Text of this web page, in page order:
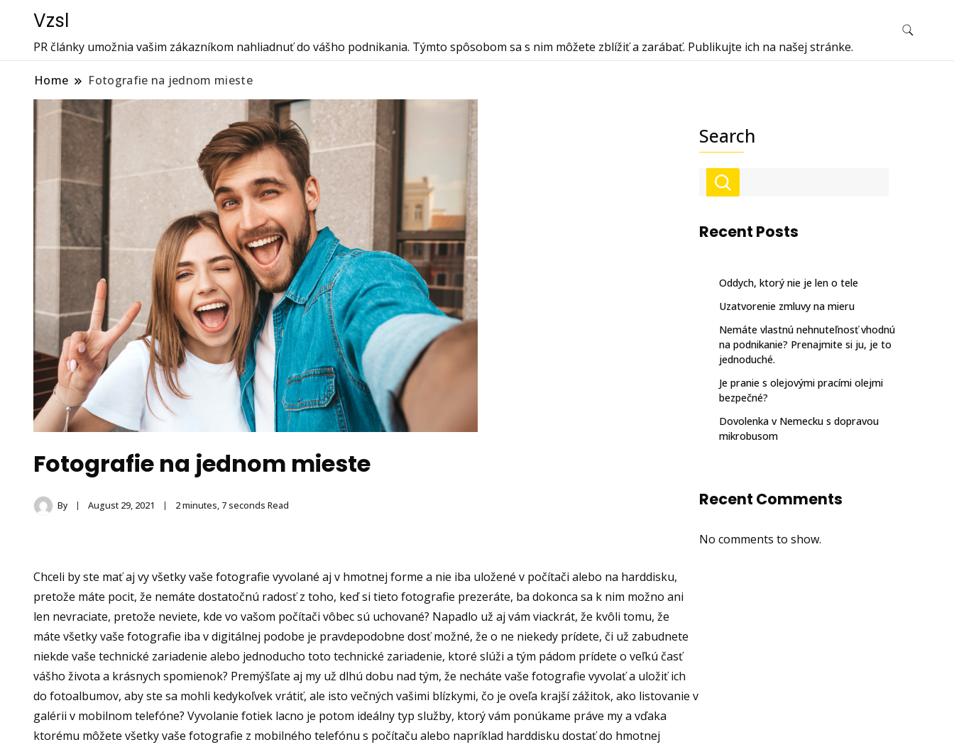
Vzsl
PR články umožnia vašim zákazníkom nahliadnuť do vášho podnikania. Týmto spôsobom sa s nim môžete zblížiť a zarábať. Publikujte ich na našej stránke.
Home Fotografie na jednom mieste
Fotografie na jednom mieste
By August 29, 2021 2 minutes, 7 seconds Read
Chceli by ste mať aj vy všetky vaše fotografie vyvolané aj v hmotnej forme a nie iba uložené v počítači alebo na harddisku,
pretože máte pocit, že nemáte dostatočnú radosť z toho, keď si tieto fotografie prezeráte, ba dokonca sa k nim možno ani
len nevraciate, pretože neviete, kde vo vašom počítači vôbec sú uchované? Napadlo už aj vám viackrát, že kvôli tomu, že
máte všetky vaše fotografie iba v digitálnej podobe je pravdepodobne dosť možné, že o ne niekedy prídete, či už zabudnete
niekde vaše technické zariadenie alebo jednoducho toto technické zariadenie, ktoré slúži a tým pádom prídete o veľkú časť
vášho života a krásnych spomienok? Premýšľate aj my už dlhú dobu nad tým, že necháte vaše fotografie vyvolať a uložiť ich
do fotoalbumov, aby ste sa mohli kedykoľvek vrátiť, ale isto večných vašimi blízkymi, čo je oveľa krajší zážitok, ako listovanie v
galérii v mobilnom telefóne? Vyvolanie fotiek lacno je potom ideálny typ služby, ktorý vám ponúkame práve my a vďaka
ktorému môžete všetky vaše fotografie z mobilného telefónu s počítaču alebo napríklad harddisku dostať do hmotnej
Search
Recent Posts
Oddych, ktorý nie je len o tele
Uzatvorenie zmluvy na mieru
Nemáte vlastnú nehnuteľnosť vhodnú
na podnikanie? Prenajmite si ju, je to
jednoduché.
Je pranie s olejovými pracími olejmi
bezpečné?
Dovolenka v Nemecku s dopravou
mikrobusom
Recent Comments
No comments to show.